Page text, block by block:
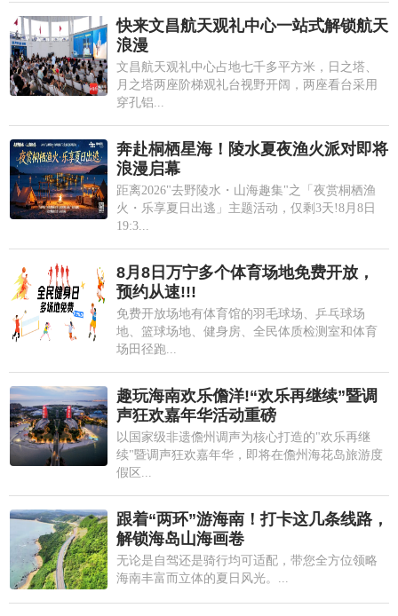
快来文昌航天观礼中心一站式解锁航天
浪漫
文昌航天观礼中心占地七千多平方米，日之塔、
月之塔两座阶梯观礼台视野开阔，两座看台采用
穿孔铝...
奔赴桐栖星海！陵水夏夜渔火派对即将
浪漫启幕
距离2026"去野陵水・山海趣集"之「夜赏桐栖渔
火・乐享夏日出逃」主题活动，仅剩3天!8月8日
19:3...
8月8日万宁多个体育场地免费开放，
预约从速!!!
免费开放场地有体育馆的羽毛球场、乒乓球场
地、篮球场地、健身房、全民体质检测室和体育
场田径跑...
趣玩海南欢乐儋洋!“欢乐再继续”暨调
声狂欢嘉年华活动重磅
以国家级非遗儋州调声为核心打造的"欢乐再继
续"暨调声狂欢嘉年华，即将在儋州海花岛旅游度
假区...
跟着“两环”游海南！打卡这几条线路，
解锁海岛山海画卷
无论是自驾还是骑行均可适配，带您全方位领略
海南丰富而立体的夏日风光。...